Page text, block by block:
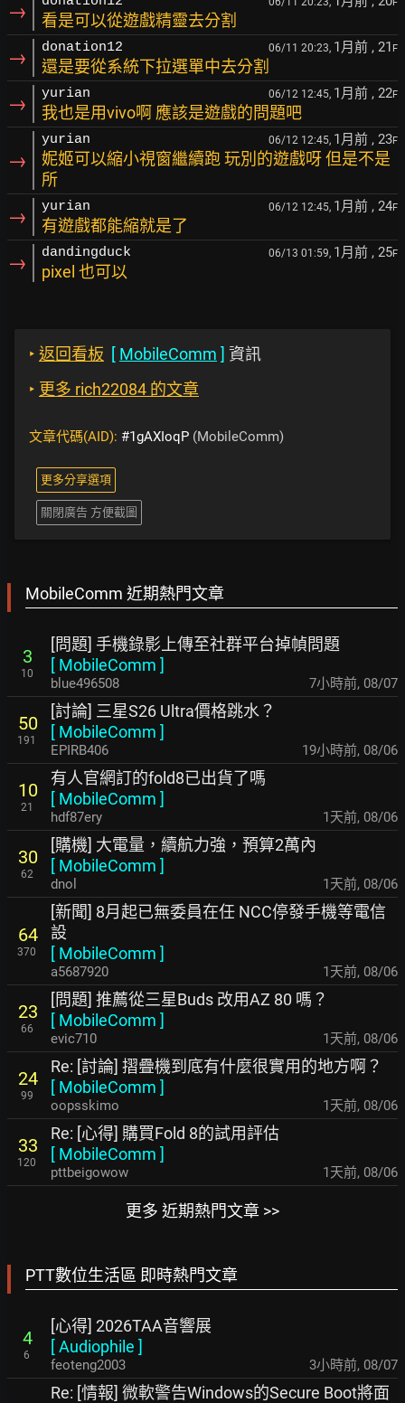
→ 看是可以從遊戲精靈去分割
→ donation12 06/11 20:23, 1月前 , 21 F
還是要從系統下拉選單中去分割
→ yurian 06/12 12:45, 1月前 , 22F
我也是用vivo啊 應該是遊戲的問題吧
→
yurian 06/12 12:45, 1月前 , 23F
妮姬可以縮小視窗繼續跑 玩別的遊戲呀 但是不是
所
→ yurian 06/12 12:45, 1月前 , 24F
有遊戲都能縮就是了
→ dandingduck 06/13 01:59, 1月前 , 25F
pixel 也可以
‣ 返回看板 [ MobileComm ] 資訊
‣ 更多 rich22084 的文章
文章代碼(AID): #1gAXIoqP (MobileComm)
更多分享選項
關閉廣告 方便截圖
MobileComm 近期熱門文章
3
10
[問題] 手機錄影上傳至社群平台掉幀問題
[ MobileComm ]
blue496508 7小時前, 08/07
50
191
[討論] 三星S26 Ultra價格跳水？
[ MobileComm ]
EPIRB406 19小時前, 08/06
10
21
有人官網訂的fold8已出貨了嗎
[ MobileComm ]
hdf87ery 1天前, 08/06
30
62
[購機] 大電量，續航力強，預算2萬內
[ MobileComm ]
dnol 1天前, 08/06
64
370
[新聞] 8月起已無委員在任 NCC停發手機等電信
設
[ MobileComm ]
a5687920 1天前, 08/06
23
66
[問題] 推薦從三星Buds 改用AZ 80 嗎？
[ MobileComm ]
evic710 1天前, 08/06
24
99
Re: [討論] 摺疊機到底有什麼很實用的地方啊？
[ MobileComm ]
oopsskimo 1天前, 08/06
33
120
Re: [心得] 購買Fold 8的試用評估
[ MobileComm ]
pttbeigowow 1天前, 08/06
更多 近期熱門文章 >>
PTT數位生活區 即時熱門文章
4
6
[心得] 2026TAA音響展
[Audiophile ]
feoteng2003 3小時前, 08/07
Re: [情報] 微軟警告Windows的Secure Boot將面